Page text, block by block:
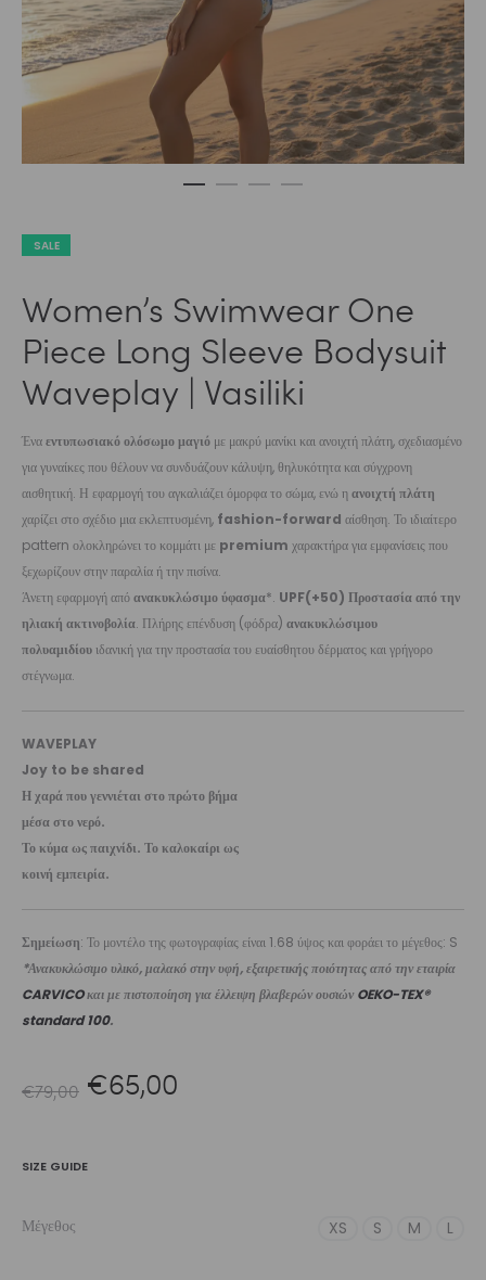
SALE
Women’s Swimwear One
Piece Long Sleeve Bodysuit
Waveplay | Vasiliki
Έναεντυπωσιακό ολόσωμο μαγιό με μακρύ μανίκι και ανοιχτή πλάτη, σχεδιασμένο
για γυναίκες που θέλουν να συνδυάζουν κάλυψη, θηλυκότητα και σύγχρονη
αισθητική. Η εφαρμογή του αγκαλιάζει όμορφα το σώμα, ενώ ηανοιχτή πλάτη
χαρίζει στο σχέδιο μια εκλεπτυσμένη, fashion-forward αίσθηση. Το ιδιαίτερο
pattern ολοκληρώνει το κομμάτι με premium χαρακτήρα για εμφανίσεις που
ξεχωρίζουν στην παραλία ή την πισίνα.
Άνετη εφαρμογή απόανακυκλώσιμο ύφασμα*. UPF(+50) Προστασία από την
ηλιακή ακτινοβολία. Πλήρης επένδυση (φόδρα) ανακυκλώσιμου
πολυαμιδίου ιδανική για την προστασία του ευαίσθητου δέρματος και γρήγορο
στέγνωμα.
WAVEPLAY
Joy to be shared
Η χαρά που γεννιέται στο πρώτο βήμα
μέσα στο νερό.
Το κύμα ως παιχνίδι. Το καλοκαίρι ως
κοινή εμπειρία.
Σημείωση: Το μοντέλο της φωτογραφίας είναι 1.68 ύψος και φοράει το μέγεθος: S
*Ανακυκλώσιμο υλικό, μαλακό στην υφή, εξαιρετικής ποιότητας από την εταιρία
CARVICOκαι με πιστοποίηση για έλλειψη βλαβερών ουσιών OEKO-TEX®
standard 100.
€79,00 Original
€65,00
SIZE GUIDE
Μέγεθος XS S M L